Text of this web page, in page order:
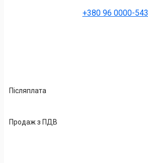
+380 96 0000-543
Післяплата
Продаж з ПДВ